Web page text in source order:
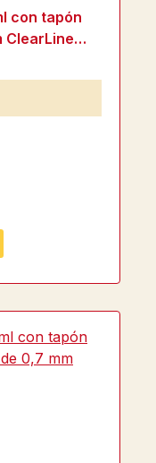
con tapón
ClearLine